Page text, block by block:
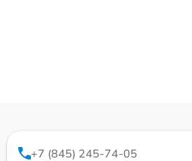
+7 (845) 245-74-05